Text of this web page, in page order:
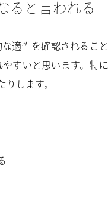
ると言われる
適性を確認されること
すいと思います。特に
します。